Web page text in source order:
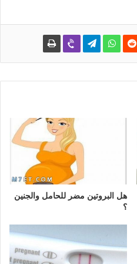
هل البروتين مضر للحامل والجنين
؟